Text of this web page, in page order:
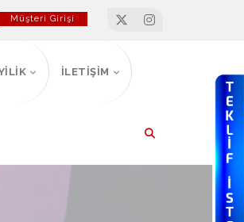
Müşteri Girişi
İLETİŞİM